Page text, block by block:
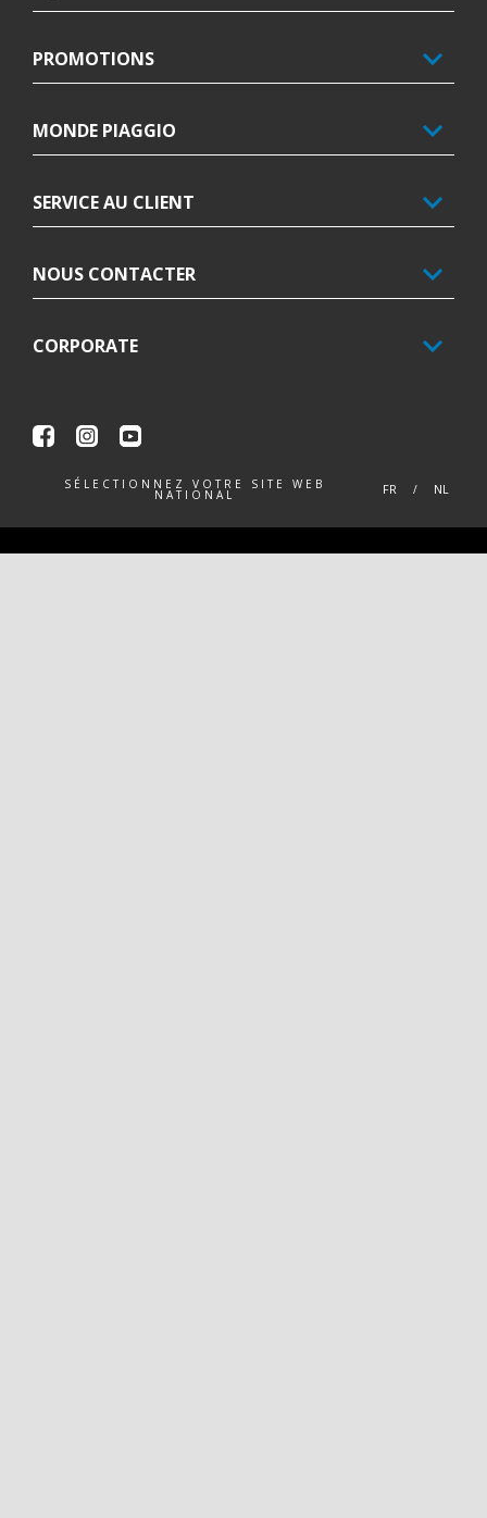
PROMOTIONS
MONDE PIAGGIO
SERVICE AU CLIENT
NOUS CONTACTER
CORPORATE
FacebookInstagram
SÉLECTIONNEZ VOTRE SITE WEB
NATIONAL FR NL